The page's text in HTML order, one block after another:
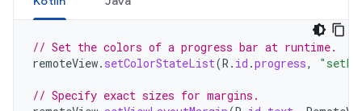
// Set the colors of a progress bar at runtime.
remoteView. setColorStateList(R . id .progress,
// Specify exact sizes for margins.